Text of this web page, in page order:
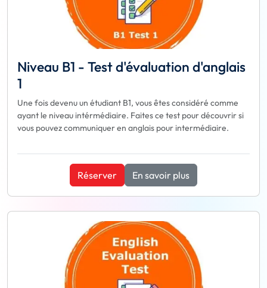
Niveau B1 - Test d'évaluation d'anglais
1
Une fois devenu un étudiant B1, vous êtes considéré comme
ayant le niveau intérmédiaire. Faites ce test pour découvrir si
vous pouvez communiquer en anglais pour intermédiaire.
Réserver En savoir plus